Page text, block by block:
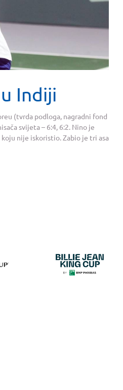
Indiji
(tvrda podloga, nagradni fond
svijeta – 6:4, 6:2. Nino je
nije iskoristio. Zabio je tri asa